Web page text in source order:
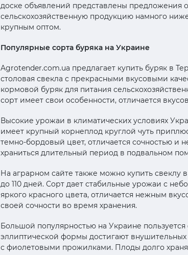
доске объявлений представлены предложения
сельскохозяйственную продукцию намного
крупным оптом.
Популярные сорта буряка на Украине
Agrotender.com.ua предлагает купить буряк в
столовая свекла с прекрасными вкусовыми
кормовой буряк для питания
сорт имеет свои особенности, отличается
Высокие урожаи в климатических условиях
имеет крупный корнеплод круглой чуть
темно-бордовый цвет, отличается сочностью
храниться длительный период в подвальном
На аграрном сайте также можно купить свеклу
до 110 дней. Сорт дает стабильные урожаи с
яркого красного цвета, отличается нежным
своей сочности во время хранения.
Большой популярностью на Украине
эллиптической формы достигают
с фиолетовыми прожилками. Плоды долго